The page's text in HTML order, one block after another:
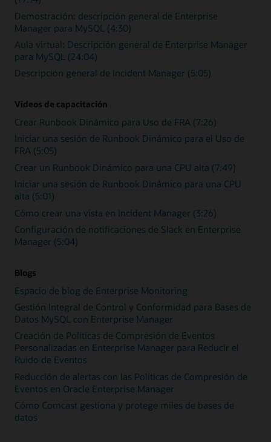
Demostración: descripción general de Enterprise
Manager para MySQL (4:30)
Aula virtual: Descripción general de Enterprise Manager
para MySQL (24:04)
Descripción general de Incident Manager (5:05)
Videos de capacitación
Crear Runbook Dinámico para Uso de FRA (7:26)
Iniciar una sesión de Runbook Dinámico para el Uso de
FRA (5:05)
Crear un Runbook Dinámico para una CPU alta (7:49)
Iniciar una sesión de Runbook Dinámico para una CPU
alta (5:01)
Cómo crear una vista en Incident Manager (3:26)
Configuración de notificaciones de Slack en Enterprise
Manager (5:04)
Blogs
Espacio de blog de Enterprise Monitoring
Gestión Integral de Control y Conformidad para Bases de
Datos MySQL con Enterprise Manager
Creación de Políticas de Compresión de Eventos
Personalizadas en Enterprise Manager para Reducir el
Ruido de Eventos
Reducción de alertas con las Políticas de Compresión de
Eventos en Oracle Enterprise Manager
Cómo Comcast gestiona y protege miles de bases de
datos